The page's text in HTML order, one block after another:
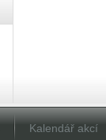
Kalendář akcí